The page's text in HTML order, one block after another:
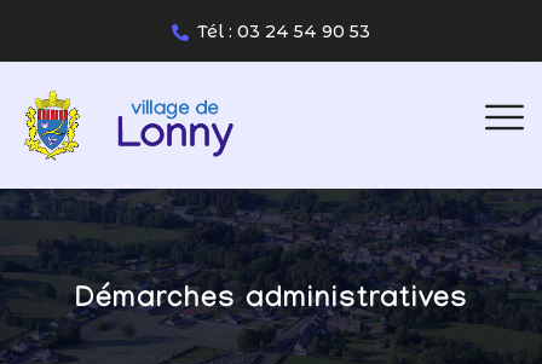
Tél : 03 24 54 90 53
Démarches administratives